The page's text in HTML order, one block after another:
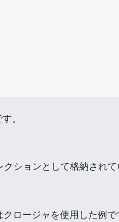
。
ションとして格納されて
ロージャを使用した例で